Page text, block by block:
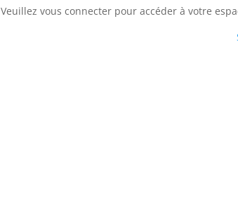
Veuillez vous connecter pour accéder à votre